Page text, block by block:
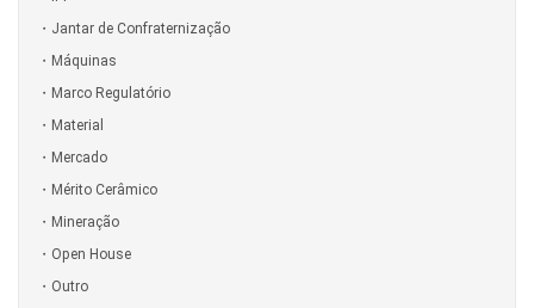
Jantar de Confraternização
Máquinas
Marco Regulatório
Material
Mercado
Mérito Cerâmico
Mineração
Open House
Outro